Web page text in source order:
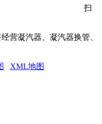
扫
营凝汽器、凝汽器换管、
XML地图